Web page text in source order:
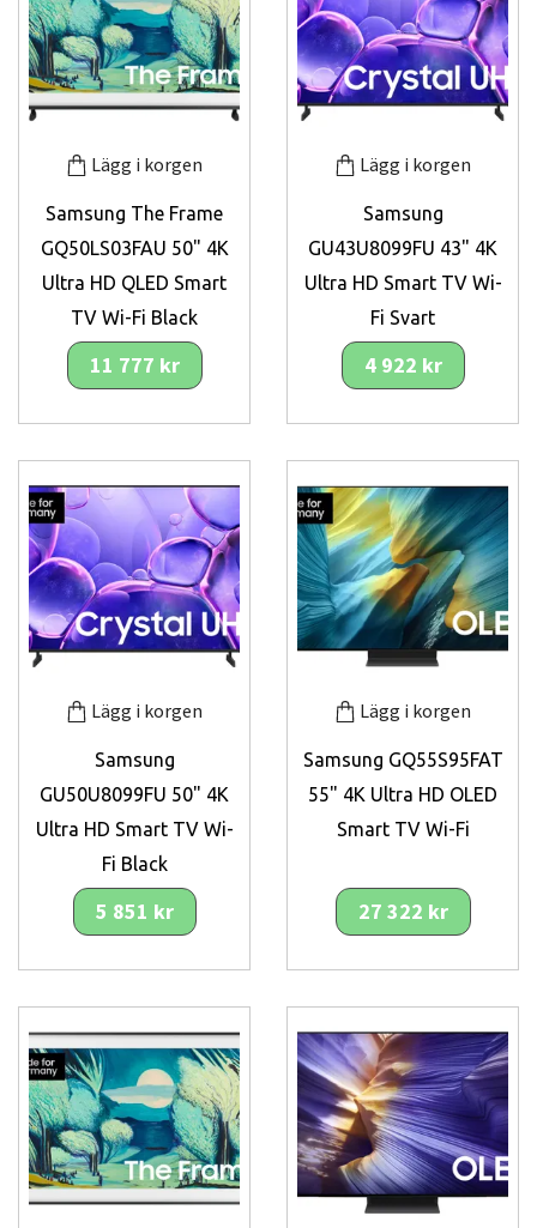
Lägg i korgen
Samsung The Frame
GQ50LS03FAU 50" 4K
Ultra HD QLED Smart
TV Wi-Fi Black
11 777 kr
Lägg i korgen
Samsung
GU43U8099FU 43" 4K
Ultra HD Smart TV Wi-
Fi Svart
4 922 kr
Lägg i korgen
Samsung
GU50U8099FU 50" 4K
Ultra HD Smart TV Wi-
Fi Black
5 851 kr
Lägg i korgen
Samsung GQ55S95FAT
55" 4K Ultra HD OLED
Smart TV Wi-Fi
27 322 kr